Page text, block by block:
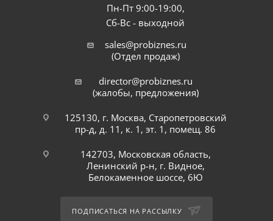
Пн-Пт 9:00-19:00,
Сб-Вс - выходной
sales@probiznes.ru
(Отдел продаж)
director@probiznes.ru
(жалобы, предложения)
125130, г. Москва, Старопетровский
пр-д, д. 11, к. 1, эт. 1, помещ. 86
142703, Московская область,
Ленинский р-н, г. Видное,
Белокаменное шоссе, 6Ю
ПОДПИСАТЬСЯ НА РАССЫЛКУ